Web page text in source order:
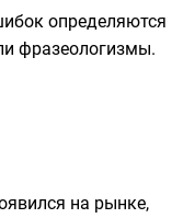
определяются
фразеологизмы.
на рынке,